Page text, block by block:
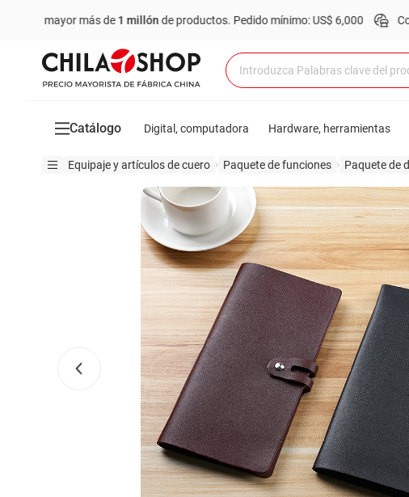
más de1 millónde productos. Pedido mínimo: US$ 6,000 Compra
Catálogo Digital, computadora Hardware, herramientas
Equipaje y artículos de cuero Paquete de funciones Paquete de